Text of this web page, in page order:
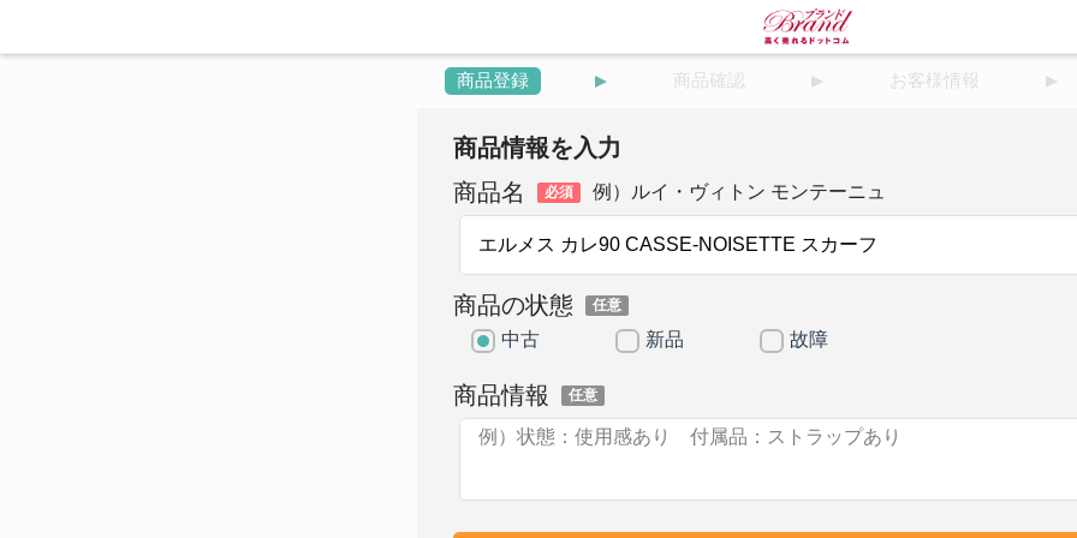
商品登録 商品確認 お客様情報
商品情報を入力
商品名
必須 例）ルイ・ヴィトン モンテーニュ
商品の状態 任意
中古 新品 故障
商品情報 任意